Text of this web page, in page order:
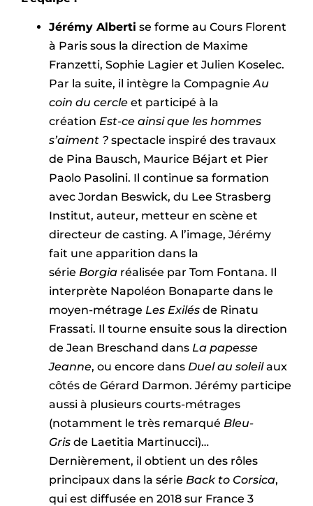
Jérémy Alberti se forme au Cours Florent
à Paris sous la direction de Maxime
Franzetti, Sophie Lagier et Julien Koselec.
Par la suite, il intègre la CompagnieAu
coin du cercle et participé à la
création Est-ce ainsi que les hommes
s’aiment ? spectacle inspiré des travaux
de Pina Bausch, Maurice Béjart et Pier
Paolo Pasolini. Il continue sa formation
avec Jordan Beswick, du Lee Strasberg
Institut, auteur, metteur en scène et
directeur de casting. A l’image, Jérémy
fait une apparition dans la
série Borgia réalisée par Tom Fontana. Il
interprète Napoléon Bonaparte dans le
moyen-métrage Les Exilés de Rinatu
Frassati. Il tourne ensuite sous la direction
de Jean Breschand dans La papesse
Jeanne, ou encore dans Duel au soleilaux
côtés de Gérard Darmon. Jérémy participe
aussi à plusieurs courts-métrages
(notamment le très remarqué Bleu-
Gris de Laetitia Martinucci)…
Dernièrement, il obtient un des rôles
principaux dans la série Back to Corsica,
qui est diffusée en 2018 sur France 3